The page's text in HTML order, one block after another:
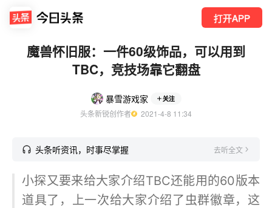
打开APP
魔兽怀旧服：一件60级饰品，可以用到
TBC，竞技场靠它翻盘
暴雪游戏家 关注
头条新锐创作者
  2021-4-8 11:34
头条听资讯，时事尽掌握 去听全文
小探又要来给大家介绍TBC还能用的60版本
道具了，上一次给大家介绍了虫群徽章，这